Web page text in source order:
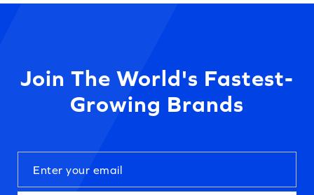
Join The World's Fastest-
Growing Brands